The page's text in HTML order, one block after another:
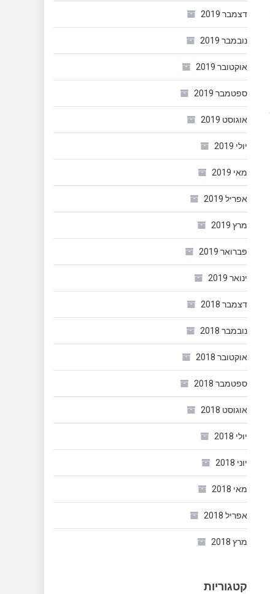
דצמבר 2019
נובמבר 2019
אוקטובר 2019
ספטמבר 2019
אוגוסט 2019
יולי 2019
מאי 2019
אפריל 2019
מרץ 2019
פברואר 2019
ינואר 2019
דצמבר 2018
נובמבר 2018
אוקטובר 2018
ספטמבר 2018
אוגוסט 2018
יולי 2018
יוני 2018
מאי 2018
אפריל 2018
מרץ 2018
קטגוריות